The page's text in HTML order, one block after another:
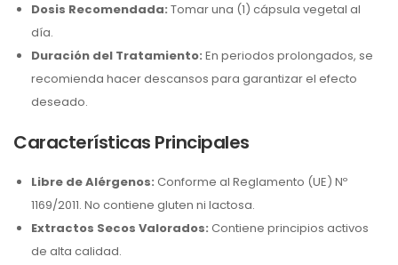
Dosis Recomendada: Tomar una (1) cápsula vegetal al
día.
Duración del Tratamiento: En periodos prolongados, se
recomienda hacer descansos para garantizar el efecto
deseado.
Características Principales
Libre de Alérgenos: Conforme al Reglamento (UE) Nº
1169/2011. No contiene gluten ni lactosa.
Extractos Secos Valorados: Contiene principios activos
de alta calidad.